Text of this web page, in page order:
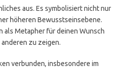
aus. Es symbolisiert nicht nur
höheren Bewusstseinsebene.
als Metapher für deinen Wunsch
zu zeigen.
verbunden, insbesondere im